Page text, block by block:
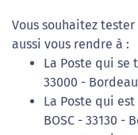
Vous souhaitez
aussi vous rendre à :
La Poste qui se
33000 -
La Poste qui est
BOSC - 33130 -